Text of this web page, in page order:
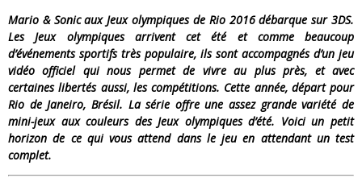
Mario & Sonic aux Jeux olympiques de Rio 2016 débarque sur 3DS.
Les Jeux olympiques arrivent cet été et comme beaucoup
d’événements sportifs très populaire, ils sont accompagnés d’un jeu
vidéo officiel qui nous permet de vivre au plus près, et avec
certaines libertés aussi, les compétitions. Cette année, départ pour
Rio de Janeiro, Brésil. La série offre une assez grande variété de
mini-jeux aux couleurs des Jeux olympiques d’été. Voici un petit
horizon de ce qui vous attend dans le jeu en attendant un test
complet.